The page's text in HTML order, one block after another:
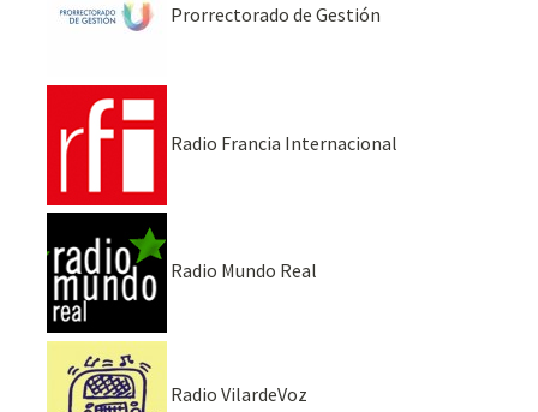
Prorrectorado de Gestión
Radio Francia Internacional
Radio Mundo Real
Radio VilardeVoz